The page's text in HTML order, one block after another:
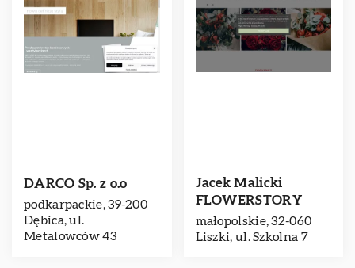
DARCO Sp. z o.o
podkarpackie, 39-200
Dębica, ul.
Metalowców 43
Jacek Malicki
FLOWERSTORY
małopolskie, 32-060
Liszki, ul. Szkolna 7